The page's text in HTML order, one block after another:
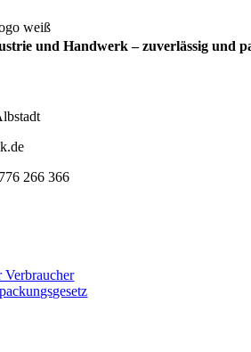
und Handwerk – zuverlässig und
266 366
Verbraucher